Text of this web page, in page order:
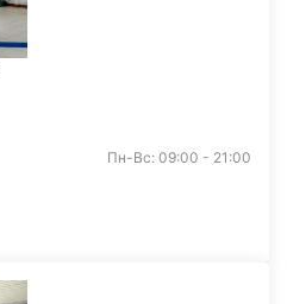
Пн-Вс: 09:00 - 21:00